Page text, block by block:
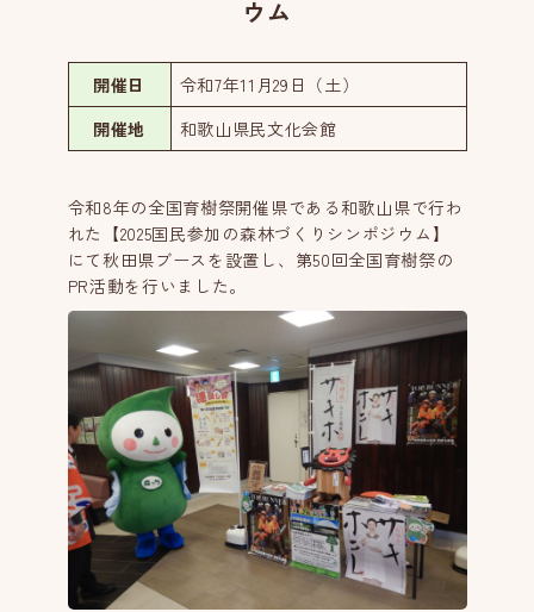
ウム
開催日
令和7年11月29日（土）
開催地
和歌山県民文化会館
令和8年の全国育樹祭開催県である和歌山県で行わ
れた【2025国民参加の森林づくりシンポジウム】
にて秋田県ブースを設置し、第50回全国育樹祭の
PR活動を行いました。